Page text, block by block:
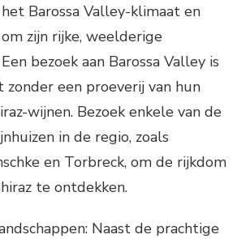
Barossa Valley-klimaat en
zijn rijke, weelderige
bezoek aan Barossa Valley is
een proeverij van hun
wijnen. Bezoek enkele van de
in de regio, zoals
en Torbreck, om de rijkdom
te ontdekken.
Naast de prachtige